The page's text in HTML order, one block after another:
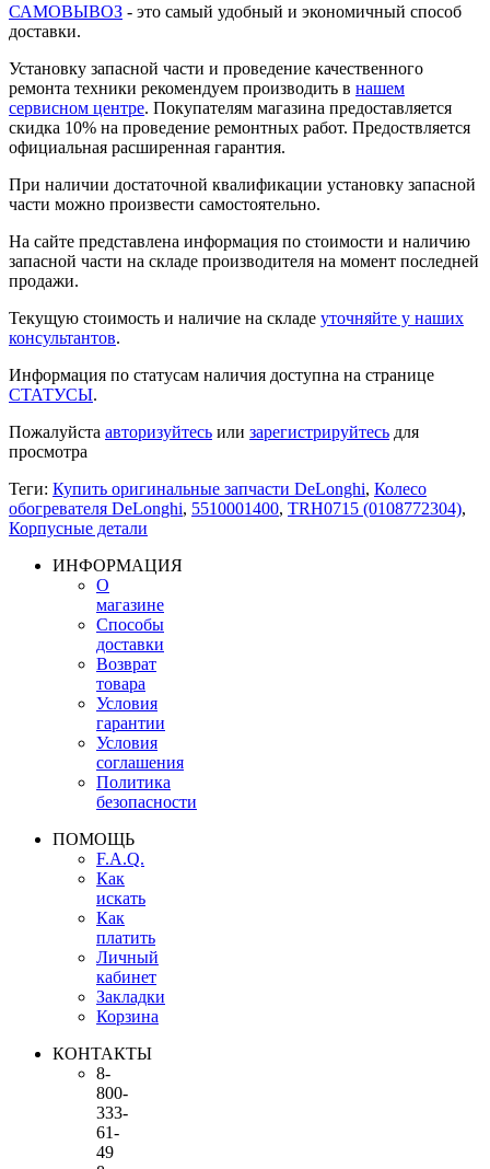
САМОВЫВОЗ - это самый удобный и экономичный способ
доставки.
Установку запасной части и проведение качественного
ремонта техники рекомендуем производить в нашем
сервисном центре. Покупателям магазина предоставляется
скидка 10% на проведение ремонтных работ. Предоствляется
официальная расширенная гарантия.
При наличии достаточной квалификации установку запасной
части можно произвести самостоятельно.
На сайте представлена информация по стоимости и наличию
запасной части на складе производителя на момент последней
продажи.
Текущую стоимость и наличие на складе уточняйте у наших
консультантов.
Информация по статусам наличия доступна на странице
СТАТУСЫ.
Пожалуйста авторизуйтесь или зарегистрируйтесь для
просмотра
Теги: Купить оригинальные запчасти DeLonghi, Колесо
обогревателя DeLonghi, 5510001400, TRH0715 (0108772304),
Корпусные детали
ИНФОРМАЦИЯ
О
магазине
Способы
доставки
Возврат
товара
Условия
гарантии
Условия
соглашения
Политика
безопасности
ПОМОЩЬ
F.A.Q.
Как
искать
Как
платить
Личный
кабинет
Закладки
Корзина
КОНТАКТЫ
8-
800-
333-
61-
49